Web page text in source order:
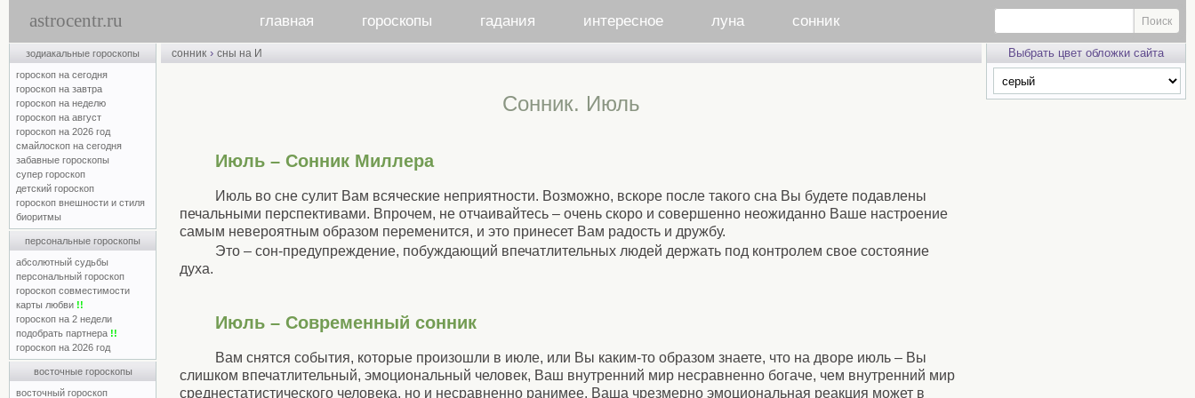
astrocentr.ru главная гороскопы гадания интересное луна сонник
зодиакальные гороскопы
гороскоп на сегодня
гороскоп на завтра
гороскоп на неделю
гороскоп на август
гороскоп на 2026 год
смайлоскоп на сегодня
забавные гороскопы
супер гороскоп
детский гороскоп
гороскоп внешности и стиля
биоритмы
персональные гороскопы
абсолютный судьбы
персональный гороскоп
гороскоп совместимости
карты любви !!
гороскоп на 2 недели
подобрать партнера !!
гороскоп на 2026 год
восточные гороскопы
восточный гороскоп
сонник › сны на И
Сонник. Июль
Июль – Сонник Миллера
Июль во сне сулит Вам всяческие неприятности. Возможно, вскоре после такого сна Вы будете подавлены
печальными перспективами. Впрочем, не отчаивайтесь – очень скоро и совершенно неожиданно Ваше настроение
самым невероятным образом переменится, и это принесет Вам радость и дружбу.
Это – сон-предупреждение, побуждающий впечатлительных людей держать под контролем свое состояние
духа.
Июль – Современный сонник
Вам снятся события, которые произошли в июле, или Вы каким-то образом знаете, что на дворе июль – Вы
слишком впечатлительный, эмоциональный человек, Ваш внутренний мир несравненно богаче, чем внутренний мир
среднестатистического человека, но и несравненно ранимее. Ваша чрезмерно эмоциональная реакция может в
Выбрать цвет обложки сайта